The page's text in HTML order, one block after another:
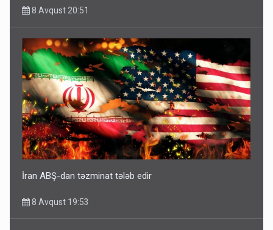
8 Avqust 20:51
İran ABŞ-dan təzminat tələb edir
8 Avqust 19:53